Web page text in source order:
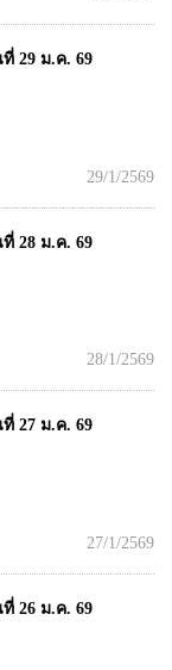
29 ม.ค. 69
29/1/2569
28 ม.ค. 69
28/1/2569
27 ม.ค. 69
27/1/2569
26 ม.ค. 69